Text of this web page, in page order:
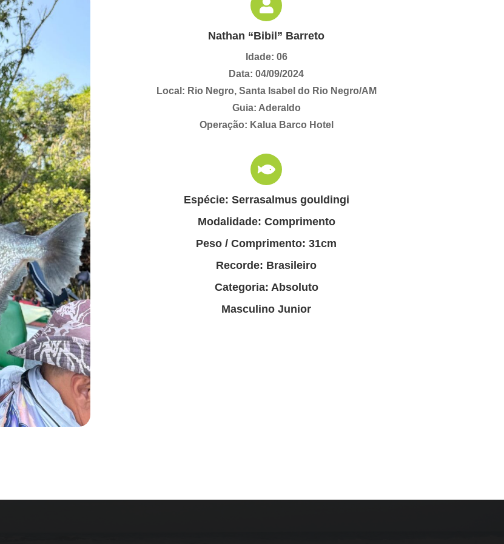
Nathan “Bibil” Barreto
Idade: 06
Data: 04/09/2024
Local: Rio Negro, Santa Isabel do Rio Negro/AM
Guia: Aderaldo
Operação: Kalua Barco Hotel
Espécie: Serrasalmus gouldingi
Modalidade: Comprimento
Peso / Comprimento: 31cm
Recorde: Brasileiro
Categoria: Absoluto
Masculino Junior